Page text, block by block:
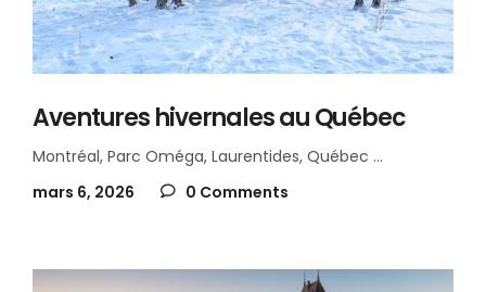
Aventures hivernales au Québec
Montréal, Parc Oméga, Laurentides, Québec
mars 6, 2026
0 Comments